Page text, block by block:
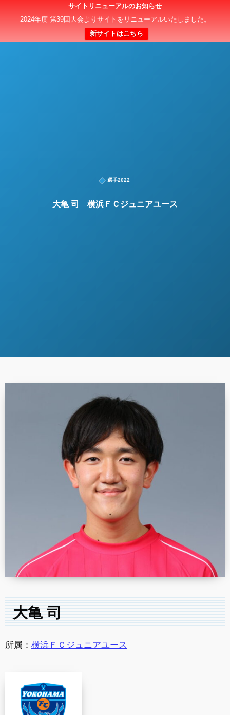
サイトリニューアルのお知らせ
2024年度 第39回大会よりサイトをリニューアルいたしました。
新サイトはこちら
日本クラブユースサッカー選手権（U-15）大会
選手2022
大亀 司 横浜ＦＣジュニアユース
大亀 司
所属： 横浜ＦＣジュニアユース